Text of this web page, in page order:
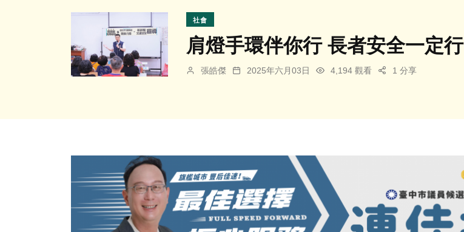
社會
肩燈手環伴你行 長者安全一定行
張皓傑 2025年六月03日 4,194 觀看 1 分享